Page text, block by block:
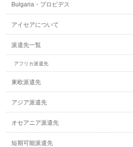
Bulgaria・プロビデス
アイセアについて
派遣先一覧
アフリカ派遣先
東欧派遣先
アジア派遣先
オセアニア派遣先
短期可能派遣先